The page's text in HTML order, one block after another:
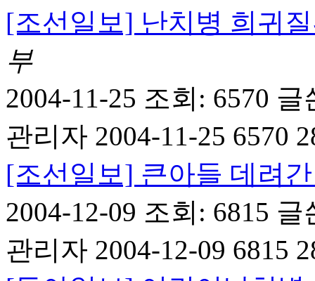
[조선일보] 난치병 희귀
부
2004-11-25 조회: 6570 글
관리자 2004-11-25 6570
[조선일보] 큰아들 데려
2004-12-09 조회: 6815 글
관리자 2004-12-09 6815